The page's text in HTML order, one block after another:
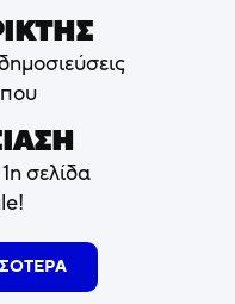
σελίδα